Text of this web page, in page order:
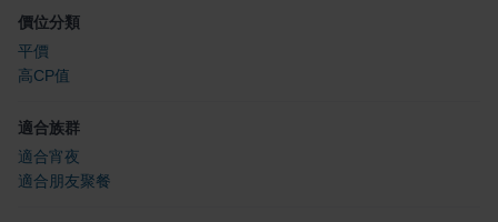
價位分類
平價
高CP值
適合族群
適合宵夜
適合朋友聚餐